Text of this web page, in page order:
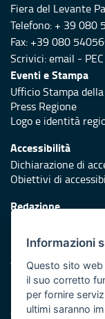
Fiera del Levante
Telefono: + 39 080
Fax: +39 080
Scrivici:email - PEC
Eventi e Stampa
Ufficio Stampa
Press Regione
Logo e identità
Accessibilità
Dichiarazione di
Obiettivi di
Redazione
Protezione civile
Vai al sito di
Iniziativa
Asse XI
Informazioni
Questo sito
il suo corretto
per fornire
ultimi saranno